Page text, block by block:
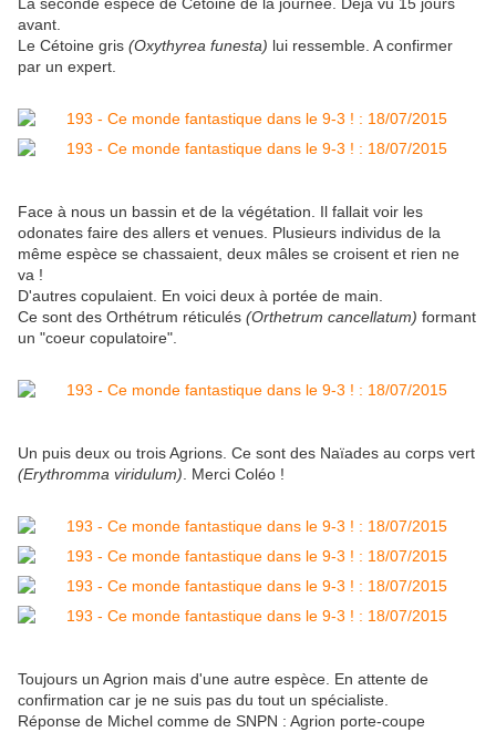
avant.
Le Cétoine gris (Oxythyrea funesta) lui ressemble. A confirmer
par un expert.
Face à nous un bassin et de la végétation. Il fallait voir les
odonates faire des allers et venues. Plusieurs individus de la
même espèce se chassaient, deux mâles se croisent et rien ne
va !
D'autres copulaient. En voici deux à portée de main.
Ce sont des Orthétrum réticulés (Orthetrum cancellatum) formant
un "coeur copulatoire".
Un puis deux ou trois Agrions. Ce sont des Naïades au corps vert
(Erythromma viridulum) . Merci Coléo !
Toujours un Agrion mais d'une autre espèce. En attente de
confirmation car je ne suis pas du tout un spécialiste.
Réponse de Michel comme de SNPN : Agrion porte-coupe